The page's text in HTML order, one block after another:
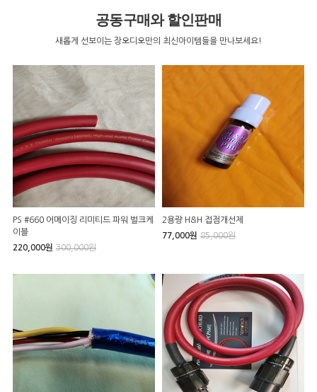
공동구매와 할인판매
새롭게 선보이는 장오디오만의 최신아이템들을 만나보세요!
PS #660 어메이징 리미티드 파워 벌크케
이블
220,000원 300,000원
2용량 H&H 접점개선제
77,000원 85,000원